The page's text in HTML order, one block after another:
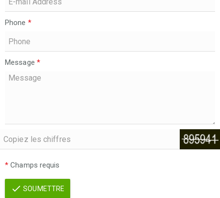
Phone *
Message *
* Champs requis
SOUMETTRE